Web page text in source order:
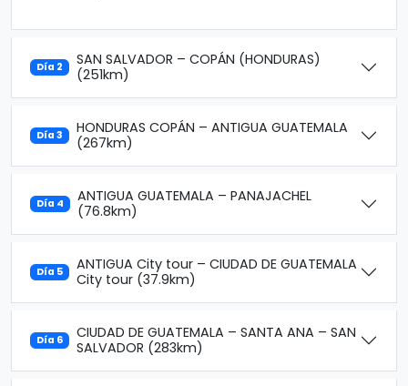
Día 2
SAN SALVADOR – COPÁN (HONDURAS)
(251km)
Día 3
HONDURAS COPÁN – ANTIGUA GUATEMALA
(267km)
Día 4
ANTIGUA GUATEMALA – PANAJACHEL
(76.8km)
Día 5
ANTIGUA City tour – CIUDAD DE GUATEMALA
City tour (37.9km)
Día 6
CIUDAD DE GUATEMALA – SANTA ANA – SAN
SALVADOR (283km)